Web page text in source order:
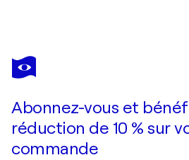
JEAN SOYER
Référence S 146 - Huile sur toile
Abonnez-vous et
réduction de 10 % sur
commande